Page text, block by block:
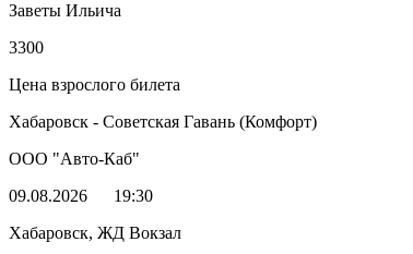
Заветы Ильича
3300
Цена взрослого билета
Хабаровск - Советская Гавань (Комфорт)
ООО "Авто-Каб"
09.08.2026
19:30
Хабаровск, ЖД Вокзал